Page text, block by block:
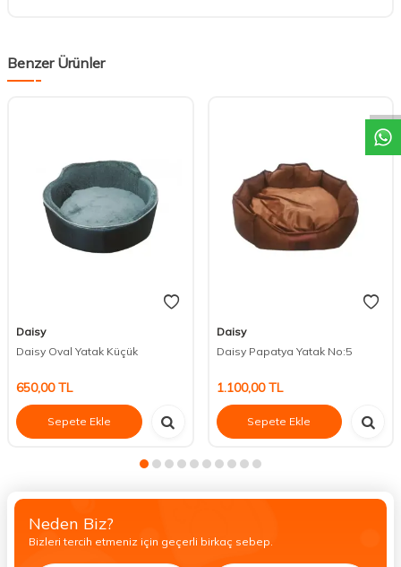
Benzer Ürünler
Daisy
Daisy Oval Yatak Küçük
650,00TL
Sepete Ekle
Daisy
Daisy Papatya Yatak No:5
1.100,00TL
Sepete Ekle
Neden Biz?
Bizleri tercih etmeniz için geçerli birkaç sebep.